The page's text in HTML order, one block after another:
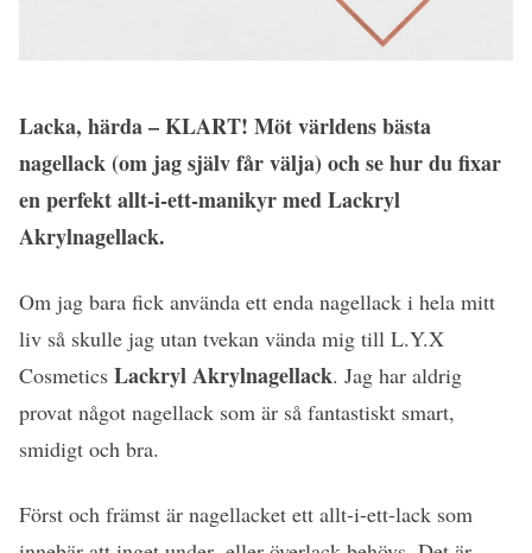
Lacka, härda – KLART! Möt världens bästa
nagellack (om jag själv får välja) och se hur du fixar
en perfekt allt-i-ett-manikyr med Lackryl
Akrylnagellack.
Om jag bara fick använda ett enda nagellack i hela mitt
liv så skulle jag utan tvekan vända mig till L.Y.X
Cosmetics Lackryl Akrylnagellack. Jag har aldrig
provat något nagellack som är så fantastiskt smart,
smidigt och bra.
Först och främst är nagellacket ett allt-i-ett-lack som